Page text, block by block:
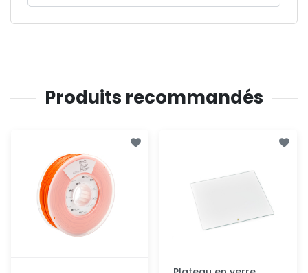
Produits recommandés